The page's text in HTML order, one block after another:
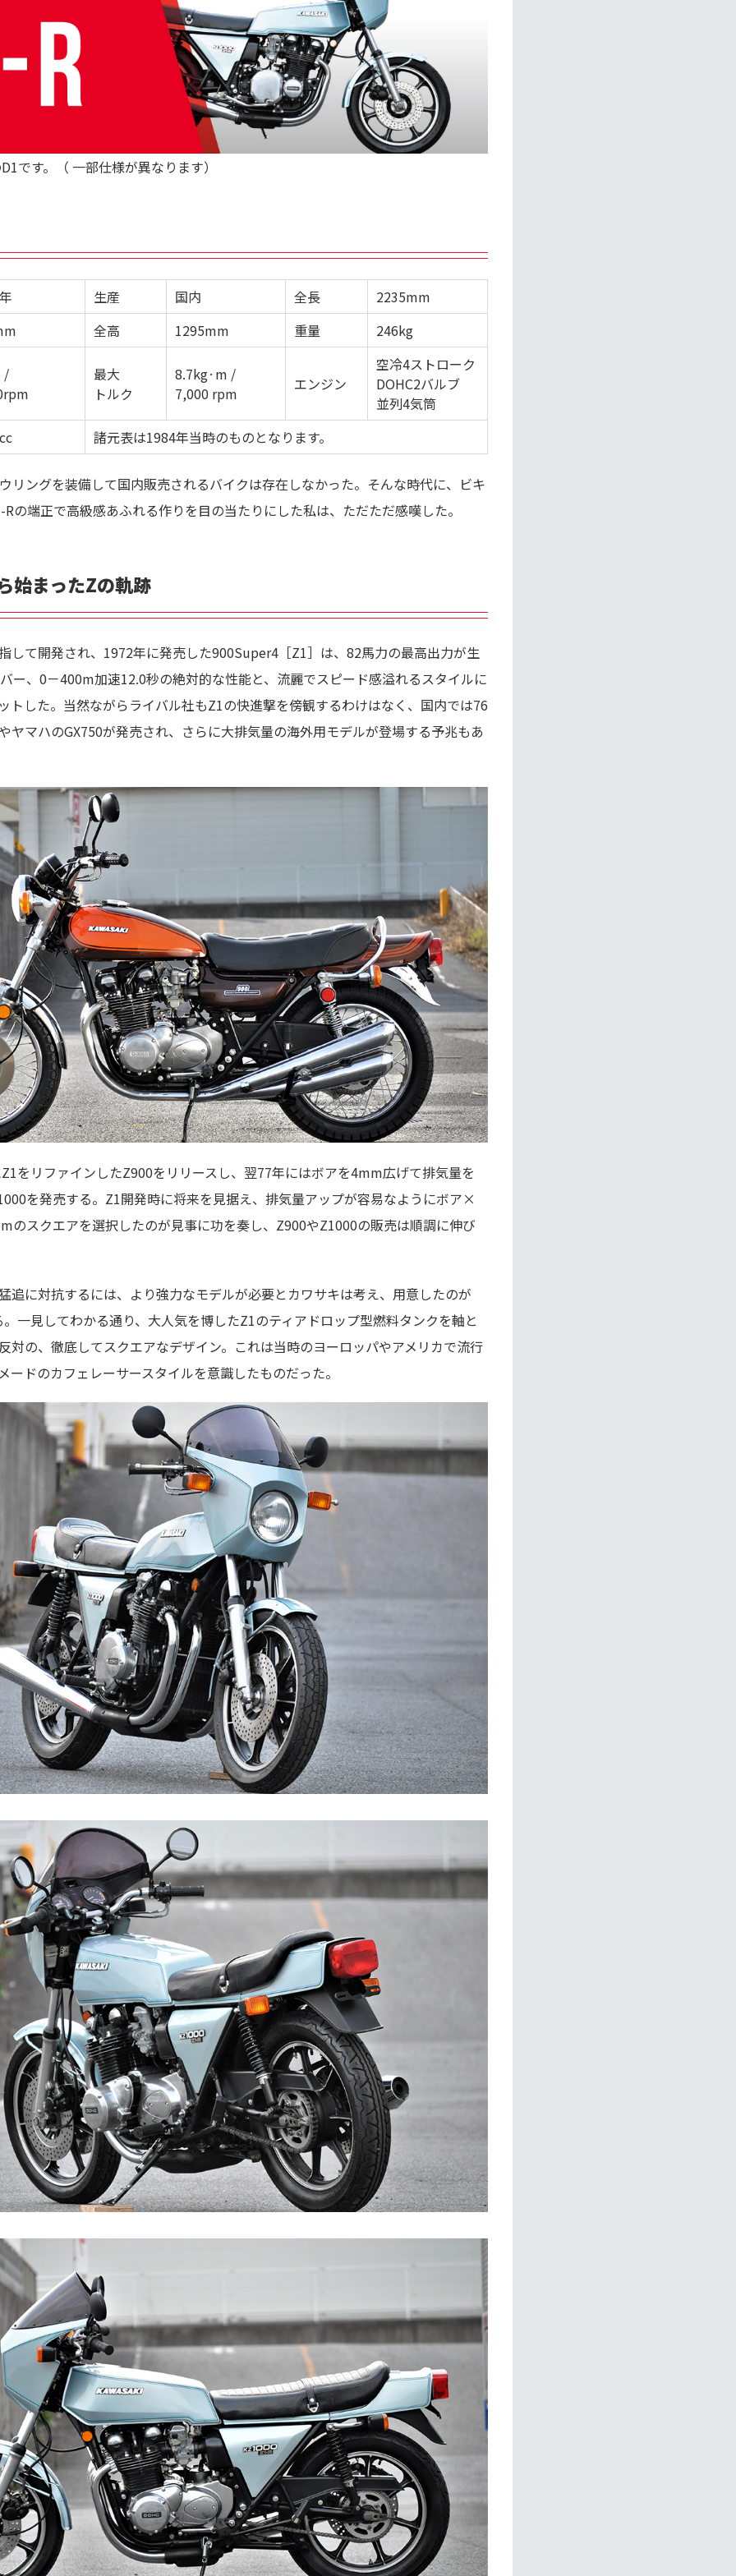
です。（ 一部仕様が異なります）
生産 国内 全長
2235mm
全高 1295mm 重量 246kg
/
最大
トルク
8.7kg·m /
7,000 rpm
エンジン
空冷4ストローク
DOHC2バルブ
並列4気筒
諸元表は1984年当時のものとなります。
リングを装備して国内販売されるバイクは存在しなかった。そんな時代に、ビキ
の端正で高級感あふれる作りを目の当たりにした私は、ただただ感嘆した。
始まったZの軌跡
指して開発され、1972年に発売した900Super4［Z1］は、82馬力の最高出力が生
ー、0－400m加速12.0秒の絶対的な性能と、流麗でスピード感溢れるスタイルに
トした。当然ながらライバル社もZ1の快進撃を傍観するわけはなく、国内では76
ヤマハのGX750が発売され、さらに大排気量の海外用モデルが登場する予兆もあ
をリファインしたZ900をリリースし、翌77年にはボアを4mm広げて排気量を
を発売する。Z1開発時に将来を見据え、排気量アップが容易なようにボア×
スクエアを選択したのが見事に功を奏し、Z900やZ1000の販売は順調に伸び
追に対抗するには、より強力なモデルが必要とカワサキは考え、用意したのが
一見してわかる通り、大人気を博したZ1のティアドロップ型燃料タンクを軸と
対の、徹底してスクエアなデザイン。これは当時のヨーロッパやアメリカで流行
ードのカフェレーサースタイルを意識したものだった。